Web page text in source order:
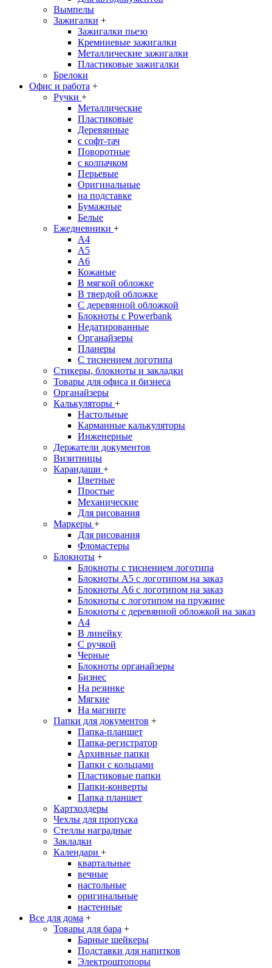
Вымпелы
Зажигалки +
Зажигалки пьезо
Кремниевые зажигалки
Металлические зажигалки
Пластиковые зажигалки
Брелоки
Офис и работа +
Ручки +
Металлические
Пластиковые
Деревянные
с софт-тач
Поворотные
с колпачком
Перьевые
Оригинальные
на подставке
Бумажные
Белые
Ежедневники +
A4
A5
A6
Кожаные
В мягкой обложке
В твердой обложке
С деревянной обложкой
Блокноты с Powerbank
Недатированные
Органайзеры
Планеры
С тиснением логотипа
Стикеры, блокноты и закладки
Товары для офиса и бизнеса
Органайзеры
Калькуляторы +
Настольные
Карманные калькуляторы
Инженерные
Держатели документов
Визитницы
Карандаши +
Цветные
Простые
Механические
Для рисования
Маркеры +
Для рисования
Фломастеры
Блокноты +
Блокноты с тиснением логотипа
Блокноты А5 с логотипом на заказ
Блокноты А6 с логотипом на заказ
Блокноты с логотипом на пружине
Блокноты с деревянной обложкой на заказ
A4
В линейку
С ручкой
Черные
Блокноты органайзеры
Бизнес
На резинке
Мягкие
На магните
Папки для документов +
Папка-планшет
Папка-регистратор
Архивные папки
Папки с кольцами
Пластиковые папки
Папки-конверты
Папка планшет
Картхолдеры
Чехлы для пропуска
Стеллы наградные
Закладки
Календари +
квартальные
вечные
настольные
оригинальные
настенные
Все для дома +
Товары для бара +
Барные шейкеры
Подставки для напитков
Электроштопоры